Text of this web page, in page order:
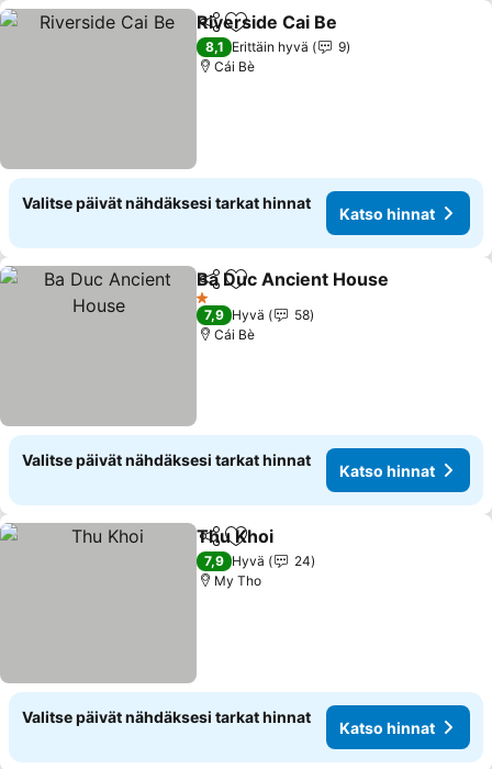
Jaa Lisää suosikkeihin
Riverside Cai Be
8,1 Erittäin hyvä
9
Cái Bè
Valitse päivät nähdäksesi tarkat hinnat
Katso hinnat
Jaa Lisää suosikkeihin
Ba Duc Ancient House
1 Tähtiluokitus
7,9 Hyvä
58
Cái Bè
Valitse päivät nähdäksesi tarkat hinnat
Katso hinnat
Jaa Lisää suosikkeihin
Thu Khoi
7,9 Hyvä
24
My Tho
Valitse päivät nähdäksesi tarkat hinnat
Katso hinnat